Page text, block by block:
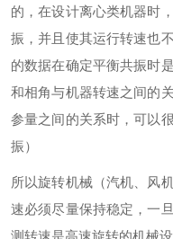
的，在设计离心类机器时
振，并且使其运行转速也
的数据在确定平衡共振时
和相角与机器转速之间的
参量之间的关系时，可以
振）
所以旋转机械（汽机、风
速必须尽量保持稳定，一
测转速是高速旋转的机械